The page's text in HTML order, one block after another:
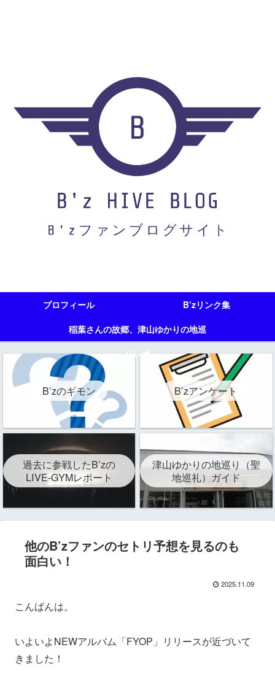
プロフィール
B’zリンク集
稲葉さんの故郷、津山ゆかりの地巡
りレポ
B’zのギモン B’zアンケート
過去に参戦したB’zの
LIVE-GYMレポート
津山ゆかりの地巡り（聖
地巡礼）ガイド
他のB’zファンのセトリ予想を見るのも
面白い！
2025.11.09
こんばんは。
いよいよNEWアルバム「FYOP」リリースが近づいて
きました！